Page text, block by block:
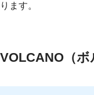
ります。
VOLCANO（ボ